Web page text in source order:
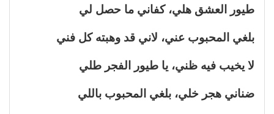
طيور العشق هلي، كفاني ما حصل لي
بلغي المحبوب عني، لاني قد وهبته كل فني
لا يخيب فيه ظني، يا طيور الفجر طلي
ضناني هجر خلي، بلغي المحبوب باللي